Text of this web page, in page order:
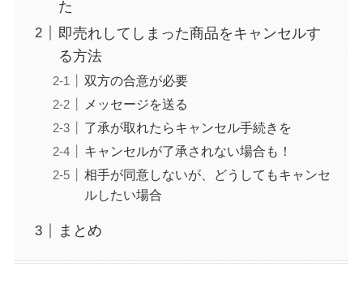
た
即売れしてしまった商品をキャンセルす
る方法
双方の合意が必要
メッセージを送る
了承が取れたらキャンセル手続きを
キャンセルが了承されない場合も！
相手が同意しないが、どうしてもキャンセ
ルしたい場合
まとめ